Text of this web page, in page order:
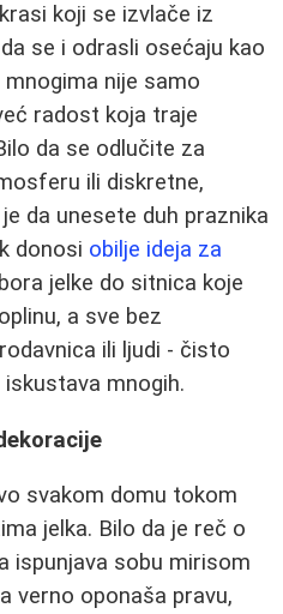
koji se izvlače iz
se i odrasli osećaju kao
nije samo
radost koja traje
da se odlučite za
ili diskretne,
da unesete duh praznika
donosi obilje ideja za
jelke do sitnica koje
a sve bez
ili ljudi - čisto
mnogih.
svakom domu tokom
jelka. Bilo da je reč o
ispunjava sobu mirisom
verno oponaša pravu,